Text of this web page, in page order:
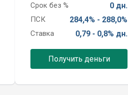
Срок без % 0 дн.
ПСК 284,4% - 288,0%
Ставка 0,79 - 0,8% дн.
Получить деньги